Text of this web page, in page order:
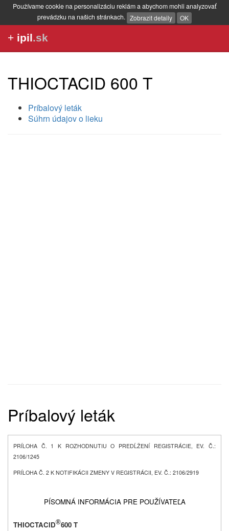
Používame cookie na personalizáciu reklám a abychom mohli analyzovať
prevádzku na našich stránkach. Zobrazit detaily OK
+ ipil.sk
THIOCTACID 600 T
Príbalový leták
Súhrn údajov o lieku
Príbalový leták
PRÍLOHA Č. 1 K ROZHODNUTIU O PREDĹŽENÍ REGISTRÁCIE, EV. Č.:
2106/1245
PRÍLOHA Č. 2 K NOTIFIKÁCII ZMENY V REGISTRÁCII, EV. Č.: 2106/2919
PÍSOMNÁ INFORMÁCIA PRE POUŽÍVATEĽA
THIOCTACID®600 T